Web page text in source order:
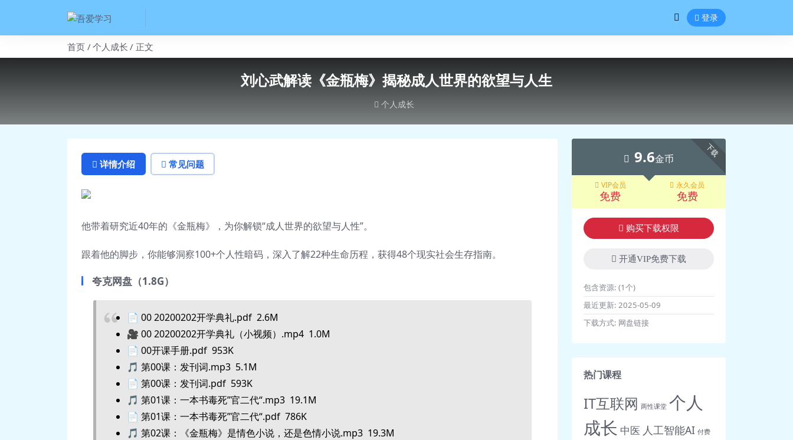
登录
首页 个人成长 正文
刘心武解读《金瓶梅》揭秘成人世界的欲望与人生
个人成长
详情介绍 常见问题
他带着研究近40年的《金瓶梅》，为你解锁“成人世界的欲望与人性”。
跟着他的脚步，你能够洞察100+个人性暗码，深入了解22种生命历程，获得48个现实社会生存指南。
夸克网盘（1.8G）
📄 00 20200202开学典礼.pdf 2.6M
🎥 00 20200202开学典礼（小视频）.mp4 1.0M
📄 00开课手册.pdf 953K
🎵 第00课：发刊词.mp3 5.1M
📄 第00课：发刊词.pdf 593K
🎵 第01课：一本书毒死”官二代“.mp3 19.1M
📄 第01课：一本书毒死”官二代“.pdf 786K
🎵 第02课：《金瓶梅》是情色小说，还是色情小说.mp3 19.3M
下载
9.6金币
VIP会员
免费
永久会员
免费
购买下载权限
开通VIP免费下载
包含资源: (1个)
最近更新: 2025-05-09
下载方式: 网盘链接
热门课程
IT互联网 两性课堂 个人
成长 中医 人工智能AI 付费